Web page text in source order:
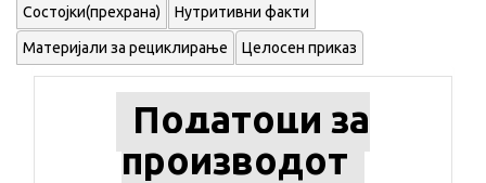
Состојки(прехрана) Нутритивни факти
Материјали за рециклирање Целосен приказ
Податоци за
производот